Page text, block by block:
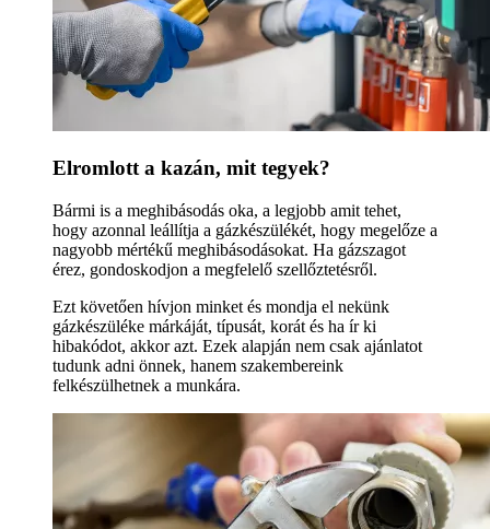
Elromlott a kazán, mit tegyek?
Bármi is a meghibásodás oka, a legjobb amit tehet,
hogy azonnal leállítja a gázkészülékét, hogy megelőze a
nagyobb mértékű meghibásodásokat. Ha gázszagot
érez, gondoskodjon a megfelelő szellőztetésről.
Ezt követően hívjon minket és mondja el nekünk
gázkészüléke márkáját, típusát, korát és ha ír ki
hibakódot, akkor azt. Ezek alapján nem csak ajánlatot
tudunk adni önnek, hanem szakembereink
felkészülhetnek a munkára.